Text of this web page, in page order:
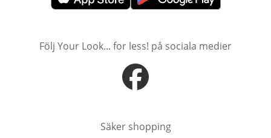
öppnas i nytt fönsteröppnas i nytt fönster
Följ Your Look... for less! på sociala medier
öppnas i nytt fönster
Säker shopping